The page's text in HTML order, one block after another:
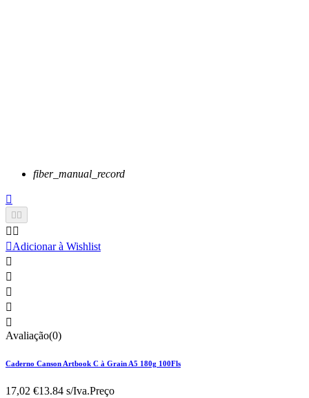
fiber_manual_record

 
 
Adicionar à Wishlist





Avaliação(0)
Caderno Canson Artbook C à Grain A5 180g 100Fls
17,02 €13.84 s/Iva.Preço